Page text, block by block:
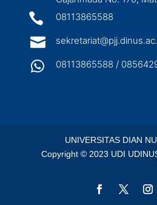
 08113865588

 08113865588 /
UNIVERSITAS DIAN
Copyright © 2023 UDI